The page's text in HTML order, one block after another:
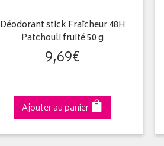
Déodorant stick Fraîcheur 48H
Patchouli fruité 50 g
9,69€
Ajouter au panier